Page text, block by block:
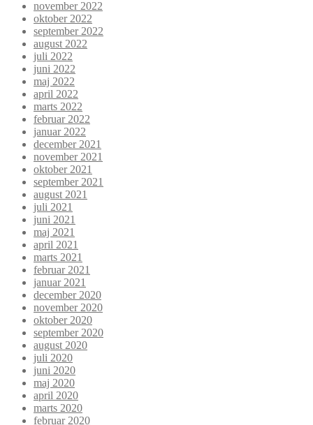
november 2022
oktober 2022
september 2022
august 2022
juli 2022
juni 2022
maj 2022
april 2022
marts 2022
februar 2022
januar 2022
december 2021
november 2021
oktober 2021
september 2021
august 2021
juli 2021
juni 2021
maj 2021
april 2021
marts 2021
februar 2021
januar 2021
december 2020
november 2020
oktober 2020
september 2020
august 2020
juli 2020
juni 2020
maj 2020
april 2020
marts 2020
februar 2020